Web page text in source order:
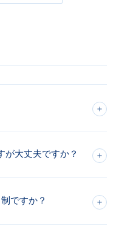
＋
が大丈夫ですか？ ＋
ですか？ ＋